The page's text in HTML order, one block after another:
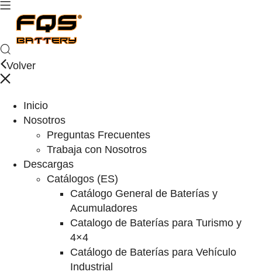
Volver
Inicio
Nosotros
Preguntas Frecuentes
Trabaja con Nosotros
Descargas
Catálogos (ES)
Catálogo General de Baterías y
Acumuladores
Catalogo de Baterías para Turismo y
4×4
Catálogo de Baterías para Vehículo
Industrial